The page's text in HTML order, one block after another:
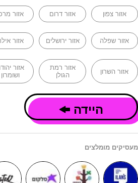
אזור צפון אזור דרום אזור
אזור שפלה אזור ירושלים אזור
אזור השרון
אזור רמת
הגולן
אזור
ושומרון
היידה
מעסיקים מומלצים